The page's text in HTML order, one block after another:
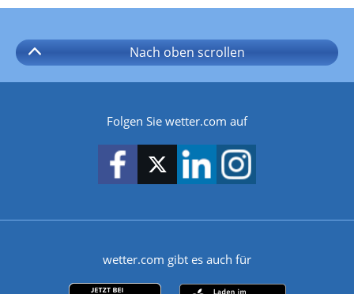
Nach oben scrollen
Folgen Sie wetter.com auf
wetter.com gibt es auch für